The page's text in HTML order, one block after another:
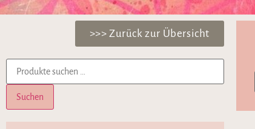
>>> Zurück zur Übersicht
Suchen